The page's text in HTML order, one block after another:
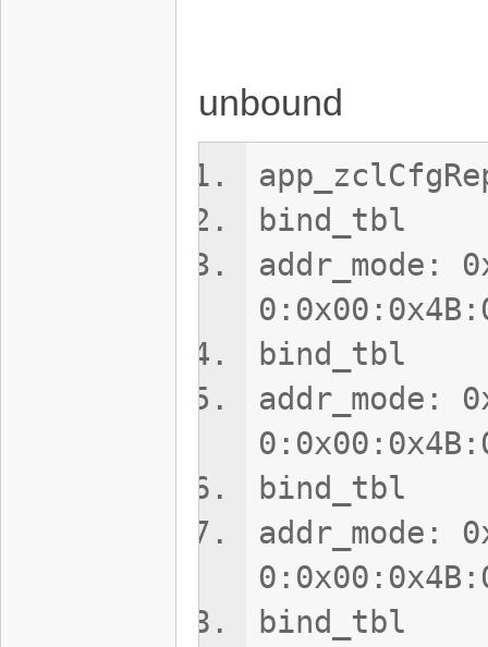
unbound
bind_tbl
addr_mode:
bind_tbl
addr_mode:
bind_tbl
addr_mode:
bind_tbl